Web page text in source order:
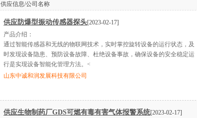
供应信息/公司名称
供应防爆型振动传感器探头[2023-02-17]
产品介绍：
通过智能传感器和无线的物联网技术，实时掌控旋转设备的运行状态，及
时发现设备隐患、预防设备故障、杜绝设备事故，确保设备的安全稳定运
行是实现设备智能化管理方法。<
山东中诚和润发展科技有限公司
供应生物制药厂GDS可燃有毒有害气体报警系统[2023-02-17]